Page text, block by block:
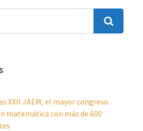
XXII JAEM, el mayor congreso
matemática con más de 600